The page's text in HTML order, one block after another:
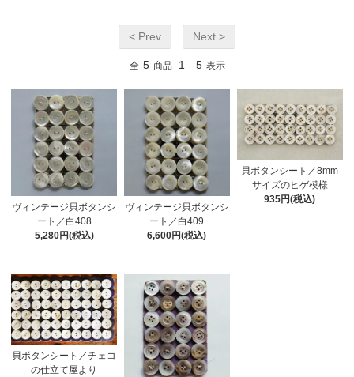
< Prev Next >
全 5 商品 1 - 5 表示
ヴィンテージ貝ボタンシ
ート／白408
5,280円(税込)
ヴィンテージ貝ボタンシ
ート／白409
6,600円(税込)
貝ボタンシート／8mm
サイズのヒゲ模様
935円(税込)
貝ボタンシート／チェコ
の仕立て屋より